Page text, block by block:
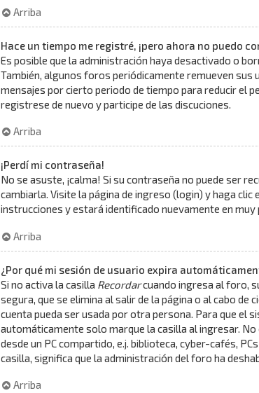
Arriba
Hace un tiempo me registré, ¡pero ahora no puedo
Es posible que la administración haya desactivado o
También, algunos foros periódicamente remueven sus
mensajes por cierto periodo de tiempo para reducir el
registrese de nuevo y participe de las discuciones.
Arriba
¡Perdí mi contraseña!
No se asuste, ¡calma! Si su contraseña no puede ser
cambiarla. Visite la página de ingreso (login) y haga clic
instrucciones y estará identificado nuevamente en muy
Arriba
¿Por qué mi sesión de usuario expira
Si no activa la casilla Recordarcuando ingresa al foro,
segura, que se elimina al salir de la página o al cabo de
cuenta pueda ser usada por otra persona. Para que el
automáticamente solo marque la casilla al ingresar.
desde un PC compartido, e.j. biblioteca, cyber-cafés,
casilla, significa que la administración del foro ha
Arriba